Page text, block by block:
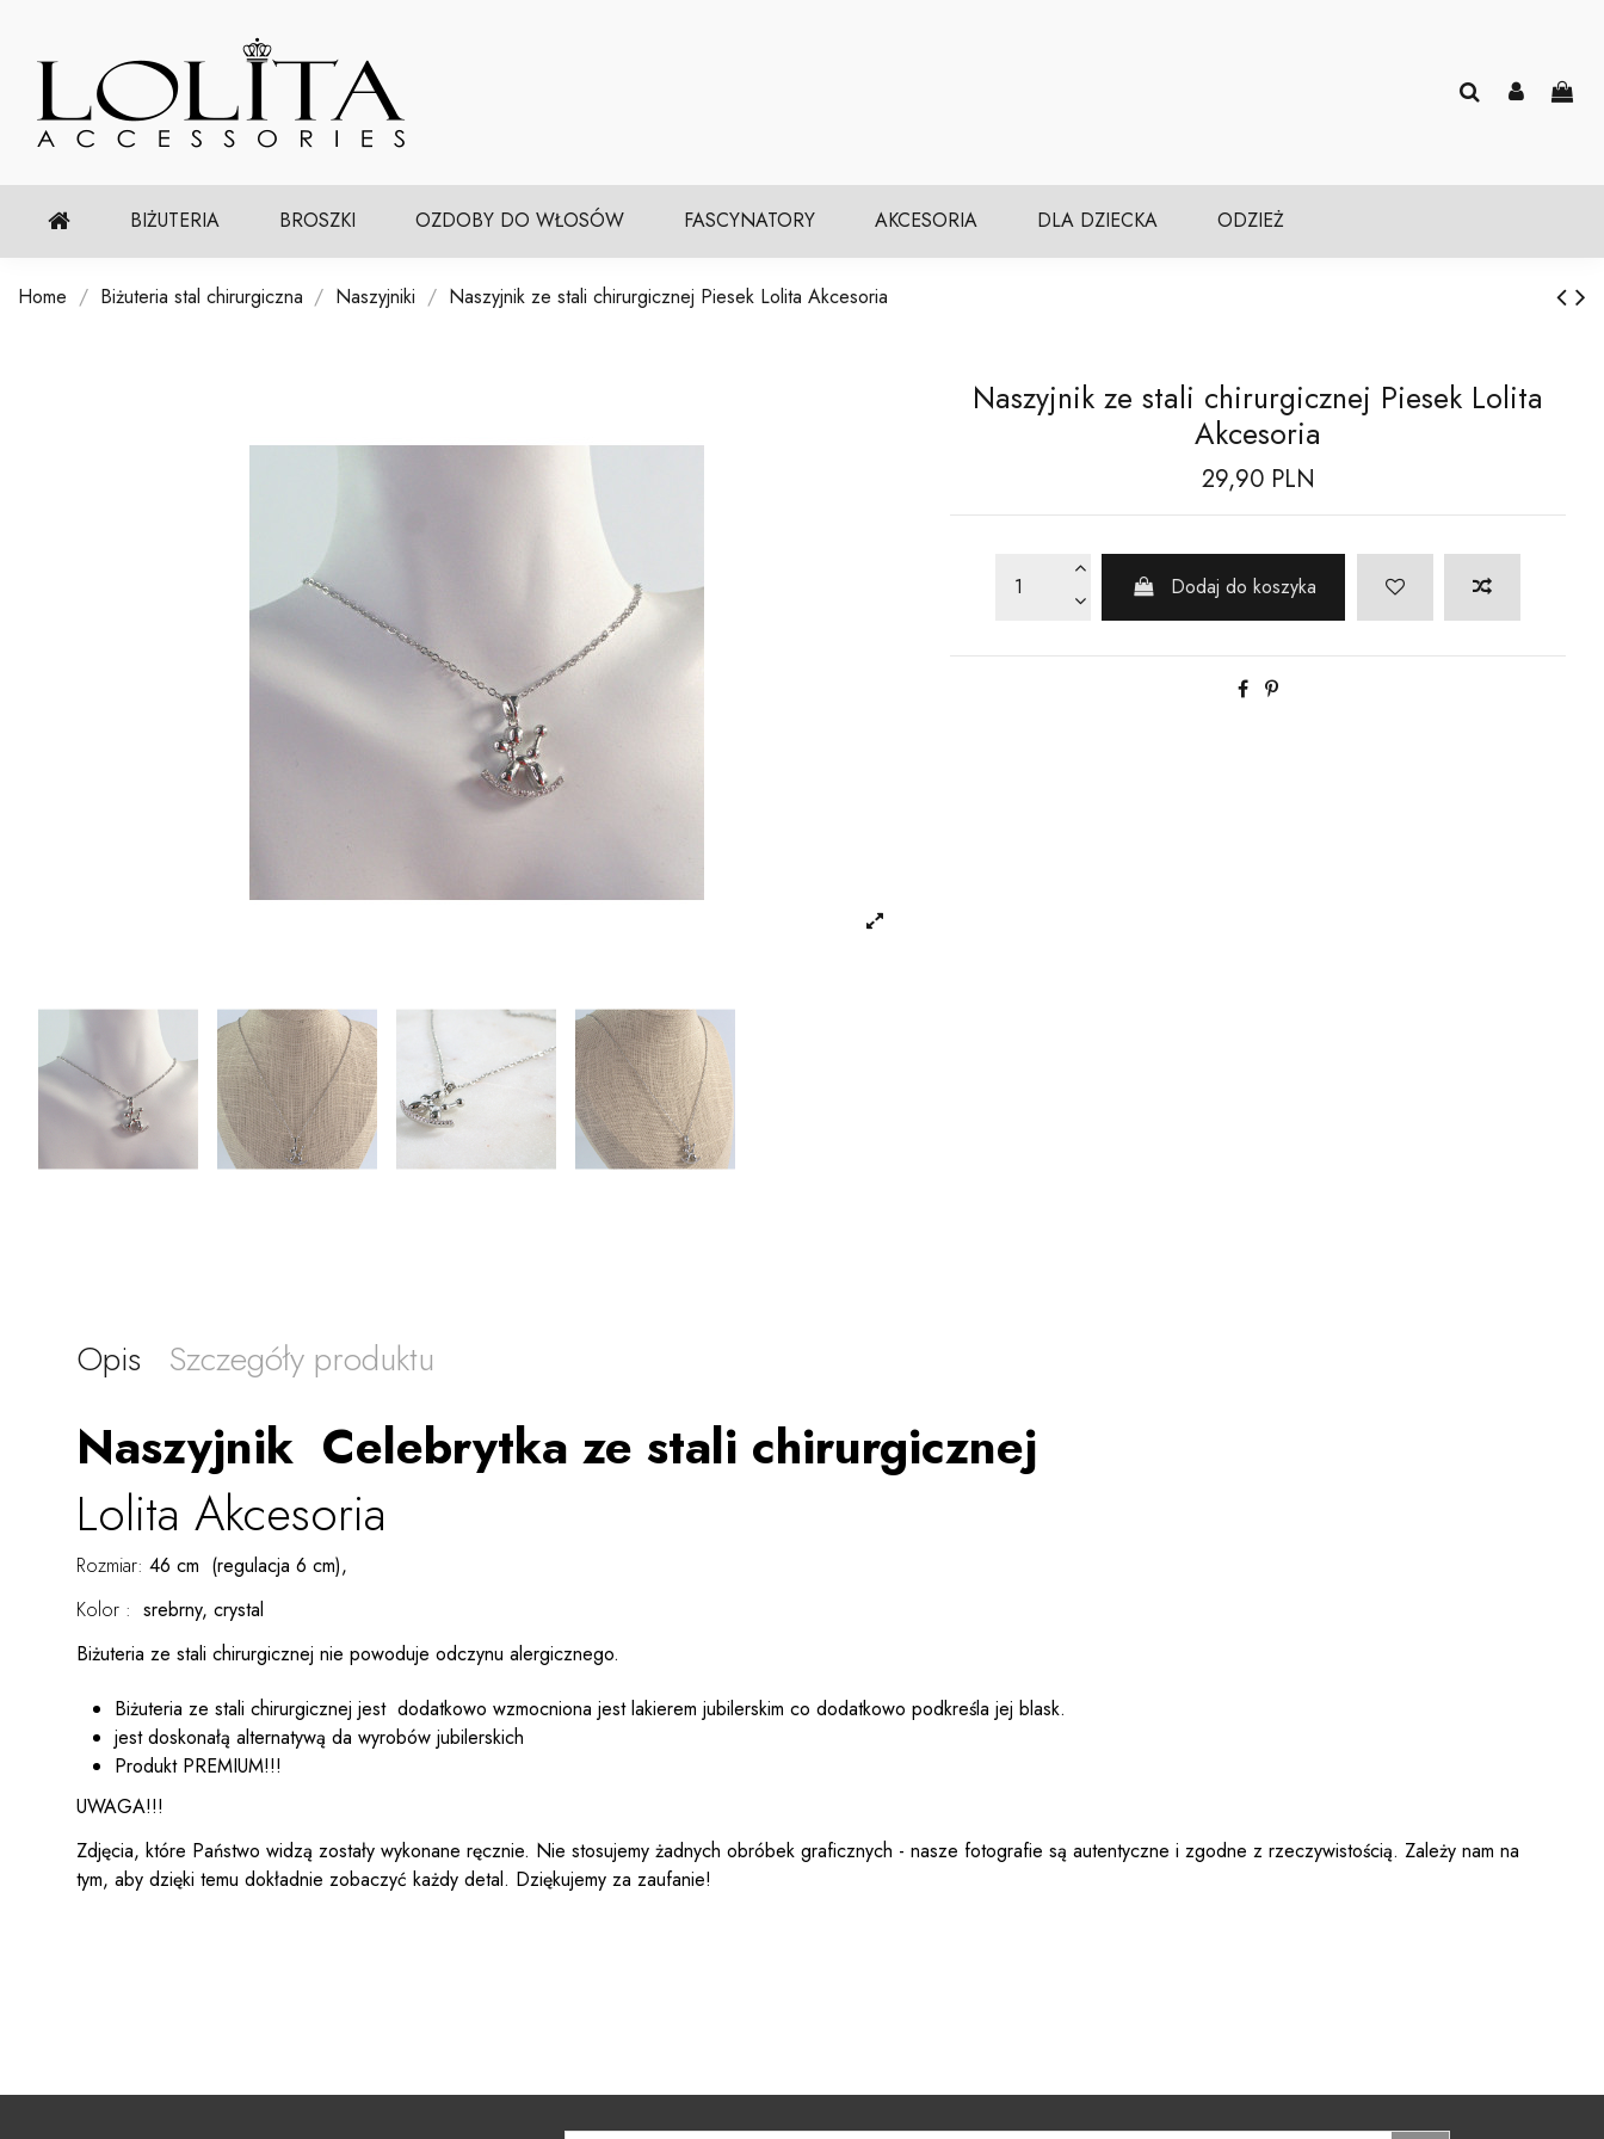
BIŻUTERIA BROSZKI OZDOBY DO WŁOSÓW FASCYNATORY AKCESORIA DLA DZIECKA ODZIEŻ
Home Biżuteria stal chirurgiczna Naszyjniki Naszyjnik ze stali chirurgicznej Piesek Lolita Akcesoria
Naszyjnik ze stali chirurgicznej Piesek Lolita
Akcesoria
29,90 PLN
Dodaj do koszyka
Opis Szczegóły produktu
Naszyjnik Celebrytka ze stali chirurgicznej
Lolita Akcesoria
Rozmiar: 46 cm (regulacja 6 cm),
Kolor : srebrny, crystal
Biżuteria ze stali chirurgicznej nie powoduje odczynu alergicznego.
Biżuteria ze stali chirurgicznej jest dodatkowo wzmocniona jest lakierem jubilerskim co dodatkowo podkreśla jej blask.
jest doskonałą alternatywą da wyrobów jubilerskich
Produkt PREMIUM!!!
UWAGA!!!
Zdjęcia, które Państwo widzą zostały wykonane ręcznie. Nie stosujemy żadnych obróbek graficznych - nasze fotografie są autentyczne i zgodne z rzeczywistością. Zależy nam na
tym, aby dzięki temu dokładnie zobaczyć każdy detal. Dziękujemy za zaufanie!